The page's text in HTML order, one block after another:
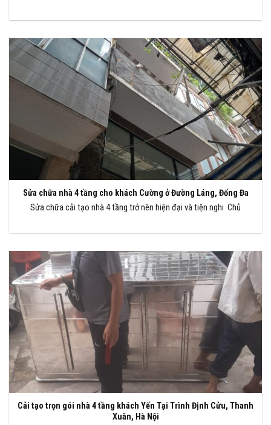
Sửa chữa nhà 4 tầng cho khách Cường ở Đường Láng, Đống Đa
Sửa chữa cải tạo nhà 4 tầng trở nên hiện đại và tiện nghi Chủ
Cải tạo trọn gói nhà 4 tầng khách Yến Tại Trình Định Cửu, Thanh
Xuân, Hà Nội